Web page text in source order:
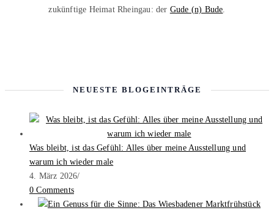
zukünftige Heimat Rheingau: der Gude (n) Bude
NEUESTE BLOGEINTRÄGE
Was bleibt, ist das Gefühl: Alles über meine Ausstellung und
warum ich wieder male
4. März 2026/
0 Comments